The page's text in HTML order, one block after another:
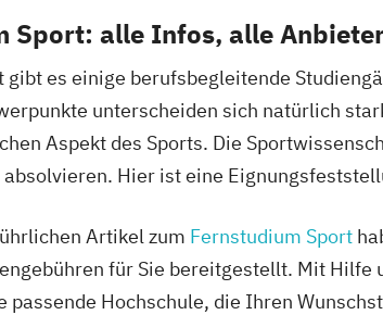
Sport: alle Infos, alle
gibt es einige berufsbegleitende
unterscheiden sich natürlich
Aspekt des Sports. Die
Hier ist eine
Artikel zum Fernstudium Sport
für Sie bereitgestellt. Mit
passende Hochschule, die Ihren